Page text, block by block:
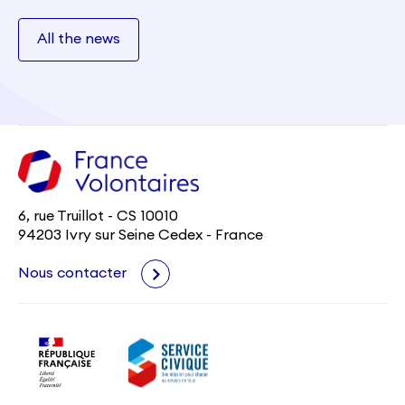
All the news
6, rue Truillot - CS 10010
94203 Ivry sur Seine Cedex - France
Nous contacter